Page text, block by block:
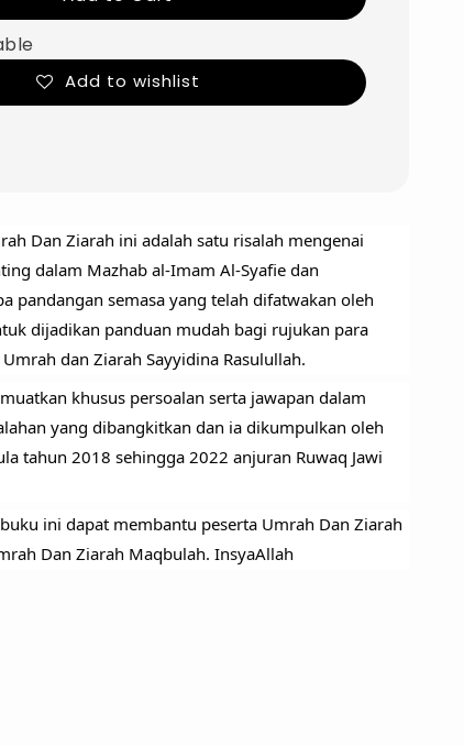
Add to wishlist
Dan Ziarah ini adalah satu risalah mengenai
dalam Mazhab al-Imam Al-Syafie dan
pandangan semasa yang telah difatwakan oleh
dijadikan panduan mudah bagi rujukan para
dan Ziarah Sayyidina Rasulullah.
khusus persoalan serta jawapan dalam
yang dibangkitkan dan ia dikumpulkan oleh
tahun 2018 sehingga 2022 anjuran Ruwaq Jawi
ini dapat membantu peserta Umrah Dan Ziarah
Dan Ziarah Maqbulah. InsyaAllah